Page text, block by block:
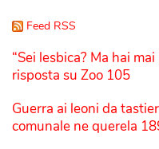
Feed RSS
“Sei lesbica? Ma hai
risposta su Zoo 105
Guerra ai leoni da
comunale ne querela